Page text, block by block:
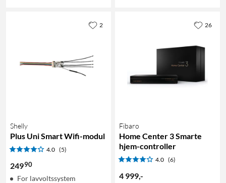
Shelly
Plus Uni Smart Wifi-modul
4.0 (5)
24990
For lavvoltssystem
2
Fibaro
Home Center 3 Smarte
hjem-controller
4.0 (6)
4 999-
26